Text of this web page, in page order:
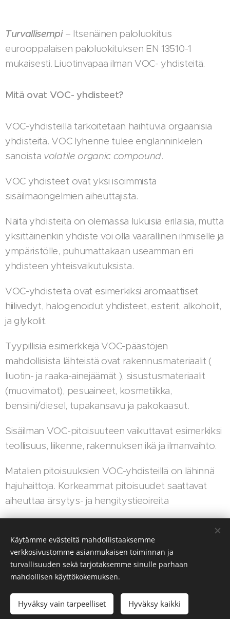
Turvallisempi– Itsenäinen paloluokitus
eurooppalaisen paloluokituksen EN 13510-1
mukaisesti. Liuotinvapaa ilman VOC- yhdisteitä.
Mitä ovat VOC- yhdisteet?
VOC-yhdisteillä tarkoitetaan haihtuvia orgaanisia
yhdisteitä. VOC lyhenne tulee englanninkielen
sanoista volatile organic compound.
VOC yhdisteet ovat yksi isoimmista
sisäilmaongelmien aiheuttajista.
Näitä yhdisteitä on olemassa lukuisia erilaisia, mutta
yksittäinenkin yhdiste voi olla vaarallinen ihmiselle ja
ympäristölle, puhumattakaan useamman eri
yhdisteen yhteisvaikutuksista.
VOC-yhdisteitä ovat esimerkiksi aromaattiset
hiilivedyt, halogenoidut yhdisteet, esterit, alkoholit,
ja glykolit.
Tyypillisiä esimerkkejä VOC-päästöjen
mahdollisista lähteistä ovat rakennusmateriaalit (
liuotin- ja raaka-ainejäämät ), sisustusmateriaalit
(muovimatot), pesuaineet, kosmetiikka,
bensiini/diesel, tupakansavu ja pakokaasut.
Sisäilman VOC-pitoisuuteen vaikuttavat esimerkiksi
teollisuus, liikenne, rakennuksen ikä ja ilmanvaihto.
Matalien pitoisuuksien VOC-yhdisteillä on lähinnä
hajuhaittoja. Korkeammat pitoisuudet saattavat
aiheuttaa ärsytys- ja hengitystieoireita
© 2022 Irina Lehtonen. irinleht@gmail.com
LuotuWebnodella
Kielet
Suomi
English
Käytämme evästeitä mahdollistaaksemme
verkkosivustomme asianmukaisen toiminnan ja
turvallisuuden sekä tarjotaksemme sinulle parhaan
mahdollisen käyttökokemuksen.
Hyväksy vain tarpeelliset Hyväksy kaikki